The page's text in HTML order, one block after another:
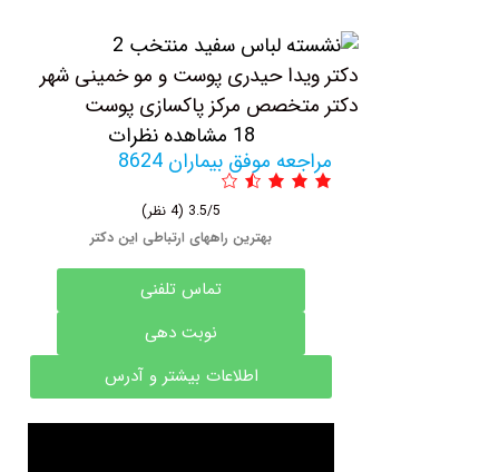
دکتر ویدا حیدری پوست و مو خمینی شهر
دکتر متخصص مرکز پاکسازی پوست
18 مشاهده نظرات
مراجعه موفق بیماران 8624
3.5/5 (4 نظر)
بهترین راههای ارتباطی این دکتر
تماس تلفنی
نوبت دهی
اطلاعات بیشتر و آدرس